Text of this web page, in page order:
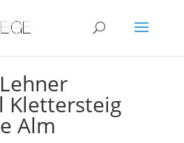
Klettersteig
Alm